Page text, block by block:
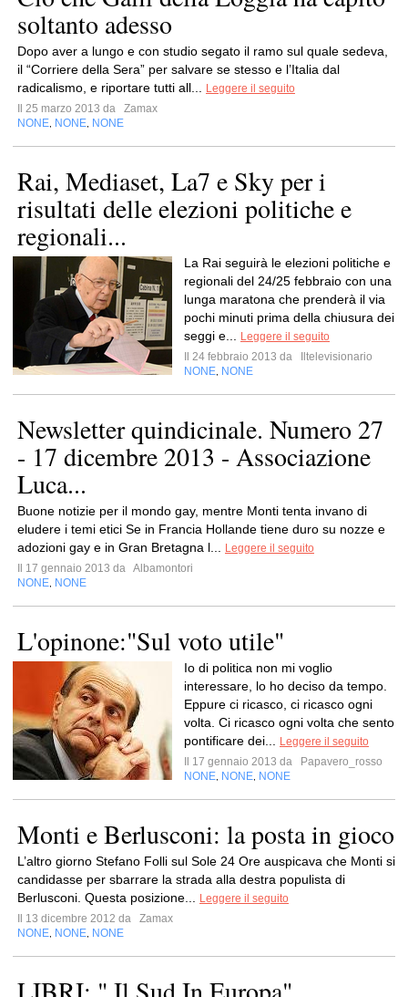
soltanto adesso
Dopo aver a lungo e con studio segato il ramo sul quale sedeva,
il “Corriere della Sera” per salvare se stesso e l’Italia dal
radicalismo, e riportare tutti all...
Leggere il seguito
Il 25 marzo 2013 da
Zamax
NONE NONE NONE
Rai, Mediaset, La7 e Sky per i
risultati delle elezioni politiche e
regionali...
La Rai seguirà le elezioni politiche e
regionali del 24/25 febbraio con una
lunga maratona che prenderà il via
pochi minuti prima della chiusura dei
seggi e...
Leggere il seguito
Il 24 febbraio 2013 da
Iltelevisionario
NONE NONE
Newsletter quindicinale. Numero 27
- 17 dicembre 2013 - Associazione
Luca...
Buone notizie per il mondo gay, mentre Monti tenta invano di
eludere i temi etici Se in Francia Hollande tiene duro su nozze e
adozioni gay e in Gran Bretagna l...
Leggere il seguito
Il 17 gennaio 2013 da Albamontori
NONE NONE
L'opinone:"Sul voto utile"
Io di politica non mi voglio
interessare, lo ho deciso da tempo.
Eppure ci ricasco, ci ricasco ogni
volta. Ci ricasco ogni volta che sento
pontificare dei...
Leggere il seguito
Il 17 gennaio 2013 da
Papavero_rosso
NONE NONE NONE
Monti e Berlusconi: la posta in gioco
L’altro giorno Stefano Folli sul Sole 24 Ore auspicava che Monti si
candidasse per sbarrare la strada alla destra populista di
Berlusconi. Questa posizione...
Leggere il seguito
Il 13 dicembre 2012 da
Zamax
NONE NONE NONE